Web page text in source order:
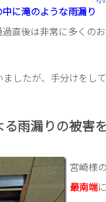
に滝のような雨漏り
直後は非常に多くの
したが、手分けをし
る雨漏りの被害
宮崎様
最南端